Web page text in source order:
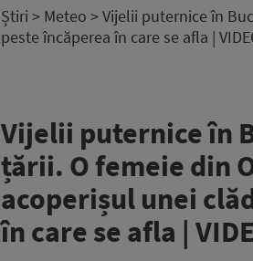
Știri > Meteo > Vijelii puternice în
peste încăperea în care se afla |
Vijelii puternice în
țării. O femeie din
acoperișul unei
în care se afla |